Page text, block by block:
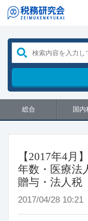
総合 国内
【2017年4
年数・医療法
贈与・法人税
2017/04/28 10:21